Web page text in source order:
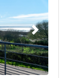
Suivant